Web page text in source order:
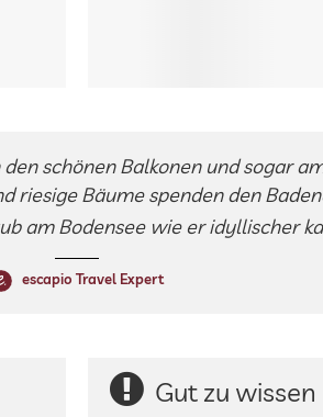
schönen Balkonen und sogar
riesige Bäume spenden den
am Bodensee wie er idyllischer
escapio Travel Expert
Gut zu wissen